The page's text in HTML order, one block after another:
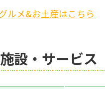
ルメ&お土産はこちら
設・サービス